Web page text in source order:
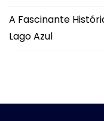
A Fascinante
Lago Azul